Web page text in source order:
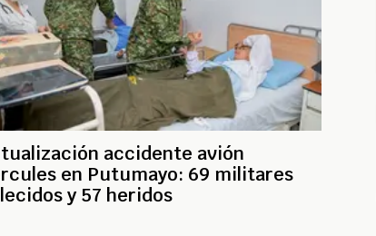
accidente avión
en Putumayo: 69 militares
y 57 heridos